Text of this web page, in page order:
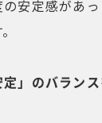
安定感があ
定」のバラン